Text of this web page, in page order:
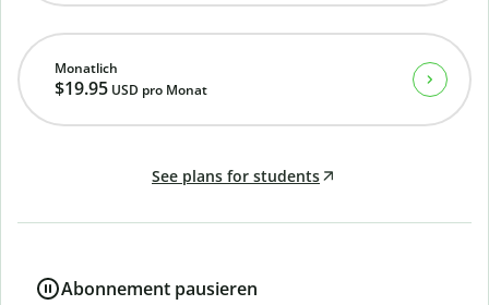
Monatlich
$19.95 USD pro Monat
See plans for students
Abonnement pausieren